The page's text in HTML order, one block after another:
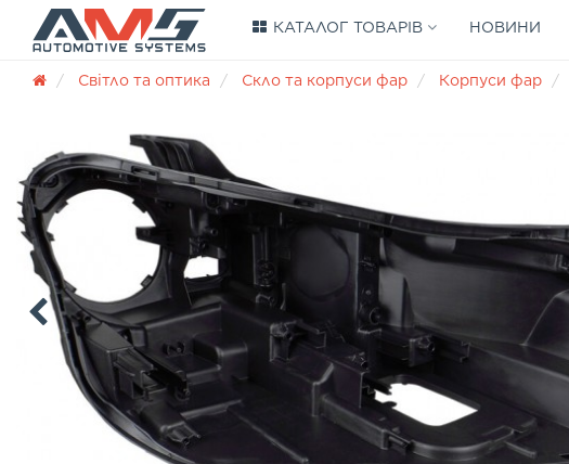
КАТАЛОГ ТОВАРІВ НОВИНИ
Світло та оптика Скло та корпуси фар Корпуси фар